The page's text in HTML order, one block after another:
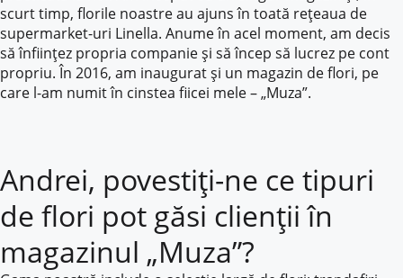
scurt timp, florile noastre au ajuns în toată rețeaua de
supermarket-uri Linella. Anume în acel moment, am decis
să înființez propria companie și să încep să lucrez pe cont
propriu. În 2016, am inaugurat și un magazin de flori, pe
care l-am numit în cinstea fiicei mele – „Muza”.
Andrei, povestiți-ne ce tipuri
de flori pot găsi clienții în
magazinul „Muza”?